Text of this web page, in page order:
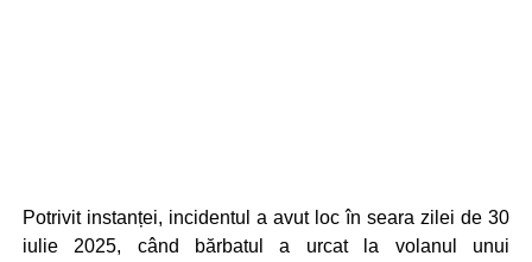
Potrivit instanței, incidentul a avut loc în seara zilei de 30
iulie 2025, când bărbatul a urcat la volanul unui